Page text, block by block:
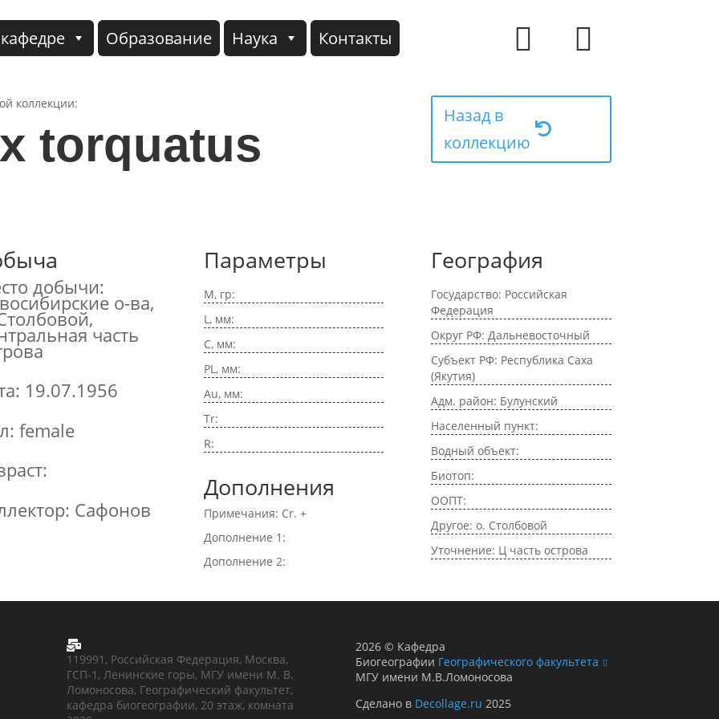
Образование Наука Контакты
коллекции:
torquatus
Назад в
коллекцию
добычи:
о-ва,
часть
19.07.1956
female
Сафонов
Параметры
M, гр:
L, мм:
C, мм:
PL, мм:
Au, мм:
Tr:
R:
Дополнения
Примечания: Cr. +
Дополнение 1:
Дополнение 2:
География
Государство: Российская
Федерация
Округ РФ: Дальневосточный
Субъект РФ: Республика Саха
(Якутия)
Адм. район: Булунский
Населенный пункт:
Водный объект:
Биотоп:
ООПТ:
Другое: о. Столбовой
Уточнение: Ц часть острова

119991, Российская Федерация, Москва,
ГСП-1, Ленинские горы, МГУ имени М. В.
Ломоносова, Географический факультет,
кафедра биогеографии, 20 этаж, комната
2026 © Кафедра
Биогеографии Географического факультета
МГУ имени М.В.Ломоносова
Сделано в Decollage.ru 2025